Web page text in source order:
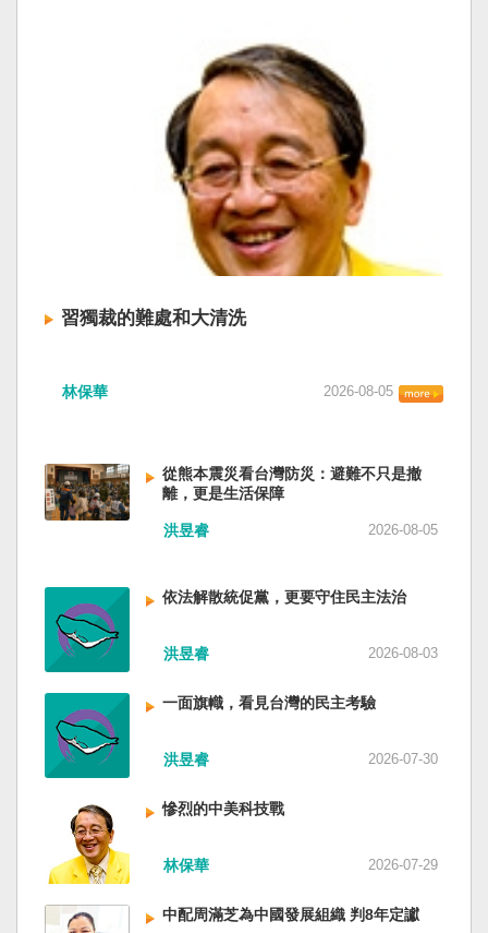
客家話、原住民各族語也不會被壓迫。 如果一九
四五年八一五台灣獨立了，台灣早已是聯合國會
員國，也不至於迄今仍以國體不明的身分爭取加
入聯合國。當然不會捲入國內戰後兩個中國的鬥
爭。當然也沒有以反共為名、行專政之實的卅八
年戒嚴讓許多政治受難者的母親長期在黑夜哭
泣。 如果一九四五年八一五台灣獨立了，台灣早
已民主化，不必有長期戒嚴體制的壓迫，也沒有
隨中國國民黨從中國流亡到台灣形成的流亡殖民
群落留下來的遺民問題。漢字文化圈的國家台灣
來台也是中國僑民或台灣新住民、新國民，而不
國民養成過程的教育被教導成一個虛構的大國，
北相連，四面海域環抱，是島嶼國度不是大陸國
家。 一九四五年八一五，台灣人在祖國的迷惘與
迷障中做了錯誤的選擇，不只造成台灣集體命運
好好建構我們尚未正常化的國家。台灣是小而
美、豐裕而堅強，在太平洋西南海域，一個閃亮
的國家。 中國啊！請獨立於台灣之外吧！如果在
意收拾「中華民國」這個你們立鑄為繼承之國碑
銘的國號，台灣也會尊重歷史，對殘餘中國做歷
史的了結，寫下句點。生活在台灣的人們應共同
起造一個對「中國」不構成侵權的新國家，開啟
歷史的新樂章。歷史不會重來，但提供教訓。
統賴清德昨日於凱達格蘭論壇致詞表示，中國的
「民促法」不僅侵害台灣主權，更透過跨國鎮
壓，對世界各國人民進行政治審查、製造寒蟬效
應，是國際社會應該團結反制的惡法；台灣不會
接受統戰滲透和紅色恐怖、不會坐視中國將壓迫
黑手伸進台灣，或任何自由國家與地區。 不會坐
視北京黑手伸進台灣 賴清德指出，中國上個月不
顧國際反對，實施「民族團結進步促進法」，
「對中政策跨國議會聯盟」（IPAC）隨即發表聲
明，譴責嚴重違反基本人權。他感謝IPAC日本共
同主席中谷元、IPAC執行主任裴倫德昨以行動再
次彰顯這份聲明的立場，很榮幸代表台灣人民接
受IPAC的聲明，台灣會給予堅定的支持，共同捍
更透過跨國鎮壓手段，對世界各國人民進行政治
延」 賴清德表示，面對中國威權主義不斷擴張，
紅色恐怖正在世界各地蔓延，今年論壇主題聚焦
討論全球的民主韌性、灰帶侵擾的因應聯防，以
及非紅供應鏈的重塑，更加反映出台灣在國際社
任。 賴清德表示，當今台灣的民主成就受到國際
的肯定，面對中國「民促法」的威脅，台灣不會
接受統戰滲透和紅色恐怖、不會坐視中國將壓迫
黑手伸進台灣，或任何自由國家與地區。 賴清德
禦、責任分擔」，並將持續提升國防力量、強化
全社會防衛韌性，增進國際合作，凝聚最大的力
量，確保印太區域的和平穩定；台灣也將善用
AI、半導體、資通訊等高科技產業優勢，串聯民
主夥伴，一起打造「非紅供應鏈」，來強化經濟
韌性，讓彼此的國家更安全更繁榮。 最後，賴清
德說，台灣是民主自由的燈塔，也是印太和平的
重要基石，即使威權主義威脅及全球新興挑戰不
斷，台灣有堅定的意志，確保民主燈塔永明，自
由基石永固。
習獨裁的難處和大清洗
中全會。本來以為在七月上海的AI全球大會以
不見了，改為「加快、加強」。從奇技淫巧改為
「適應不同群體消費需求擴大優質供給」。顯然
七月中國官方的經濟數字，製造業採購經理人指
數PMI，由六月的五十．三％大幅滑落至四十九．
五十％榮枯線，加上非製造業和綜合PMI產出指數
三大核心指標同步跌穿榮枯線，習近平的梭哈
（孤注一擲）失敗，在會議文件上不得不兩處承
認「困難」。 一處是「有效應對各種外部衝擊和
的困難挑戰」。其後各段落所說的例如公平競
爭、就業、三農、天災等都是。而「常態化解決
企業帳款拖欠問題」，更暴露企業之間拖欠已經
是常態化。近三十年前的「三角債」是不是復活
了？企業發薪給員工當然也拖欠。 另外有兩處提
到「兜牢基層『三保』底線」和「抓好『一老一
小』服務保障」，社會保險系統也出了問題。 後
段有一句「推動各級領導幹部以更加昂揚向上的
精氣神，不斷創造高質量發展新業績」。不懂什
麼是「精氣神」，還以為是假文件，是新時代習
林保華 2026-08-05
從熊本震災看台灣防災：避難不只是撤
離，更是生活保障
洪昱睿 2026-08-05
依法解散統促黨，更要守住民主法治
洪昱睿 2026-08-03
一面旗幟，看見台灣的民主考驗
洪昱睿 2026-07-30
慘烈的中美科技戰
林保華 2026-07-29
中配周滿芝為中國發展組織 判8年定讞